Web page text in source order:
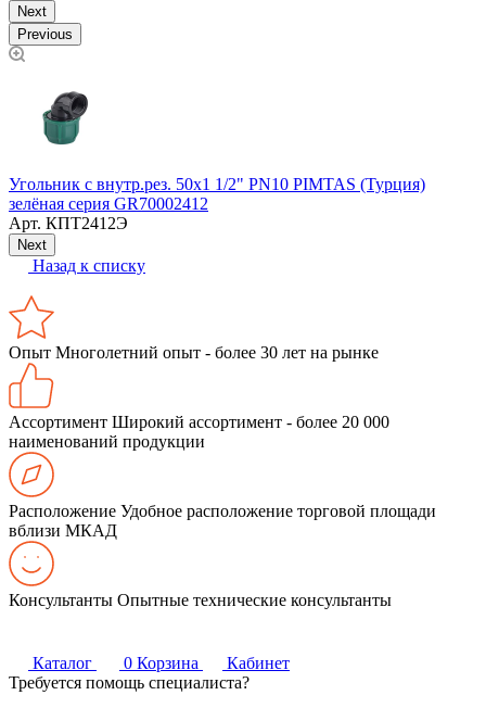
Next
Previous
Угольник с внутр.рез. 50х1 1/2" PN10 PIMTAS (Турция)
зелёная серия GR70002412
Арт. КПТ2412Э
Next
Назад к списку
Опыт Многолетний опыт - более 30 лет на рынке
Ассортимент Широкий ассортимент - более 20 000
наименований продукции
Расположение Удобное расположение торговой площади
вблизи МКАД
Консультанты Опытные технические консультанты
Каталог 0 Корзина
Кабинет
Требуется помощь специалиста?